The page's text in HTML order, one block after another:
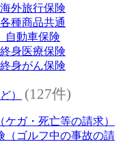
外旅行保険
種商品共通
自動車保険
身医療保険
身がん保険
） (127件)
ケガ・死亡等の請求）
（ゴルフ中の事故の請